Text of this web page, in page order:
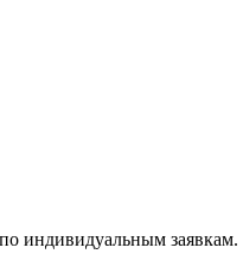
индивидуальным заявкам.